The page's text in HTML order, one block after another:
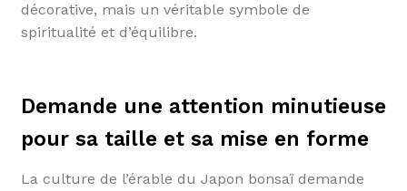
décorative, mais un véritable symbole de
spiritualité et d’équilibre.
Demande une attention minutieuse
pour sa taille et sa mise en forme
La culture de l’érable du Japon bonsaï demande